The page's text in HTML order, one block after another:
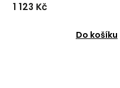
1 123 Kč
Do košíku